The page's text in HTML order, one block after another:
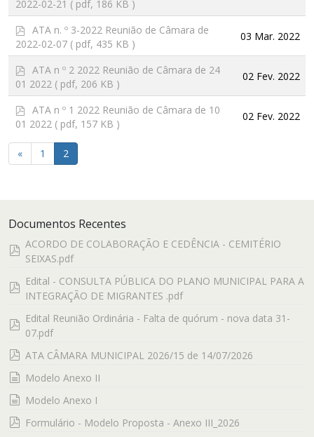
f
2022-02-21 ( pdf, 186 KB )
d
f
ATA n. º 3-2022 Reunião de Câmara de
2022-02-07 ( pdf, 435 KB )
03 Mar. 2022
d
f
ATA n º 2 2022 Reunião de Câmara de 24
01 2022 ( pdf, 206 KB )
02 Fev. 2022
d
f
ATA n º 1 2022 Reunião de Câmara de 10
01 2022 ( pdf, 157 KB )
02 Fev. 2022
« 1 2
Documentos Recentes
pdf
ACORDO DE COLABORAÇÃO E CEDÊNCIA - CEMITÉRIO
SEIXAS.pdf
pdf
Edital - CONSULTA PÚBLICA DO PLANO MUNICIPAL PARA A
INTEGRAÇÃO DE MIGRANTES .pdf
pdf
Edital Reunião Ordinária - Falta de quórum - nova data 31-
07.pdf
pdf
ATA CÂMARA MUNICIPAL 2026/15 de 14/07/2026
documento
Modelo Anexo II
documento
Modelo Anexo I
pdf
Formulário - Modelo Proposta - Anexo III_2026